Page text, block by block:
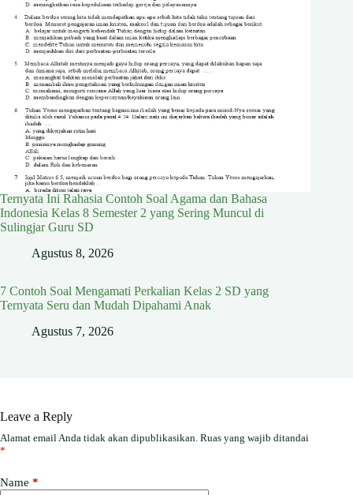
Ternyata Ini Rahasia Contoh Soal Agama dan Bahasa
Indonesia Kelas 8 Semester 2 yang Sering Muncul di
Sulingjar Guru SD
Agustus 8, 2026
7 Contoh Soal Mengamati Perkalian Kelas 2 SD yang
Ternyata Seru dan Mudah Dipahami Anak
Agustus 7, 2026
Leave a Reply
Alamat email Anda tidak akan dipublikasikan. Ruas yang wajib ditandai
*
Name *